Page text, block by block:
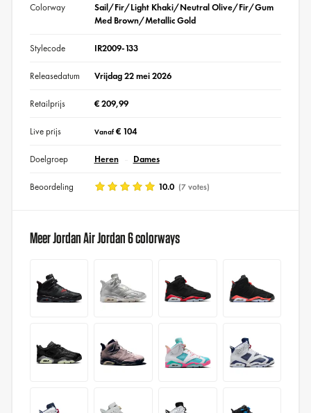
Colorway
Sail/Fir/Light Khaki/Neutral Olive/Fir/Gum
Med Brown/Metallic Gold
Stylecode IR2009-133
Releasedatum Vrijdag 22 mei 2026
Retailprijs € 209,99
Live prijs Vanaf€ 104
Doelgroep Heren Dames
Beoordeling 10.0 (7 votes)
Meer Jordan Air Jordan 6 colorways